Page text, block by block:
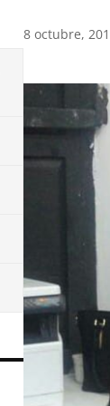
8 octubre,